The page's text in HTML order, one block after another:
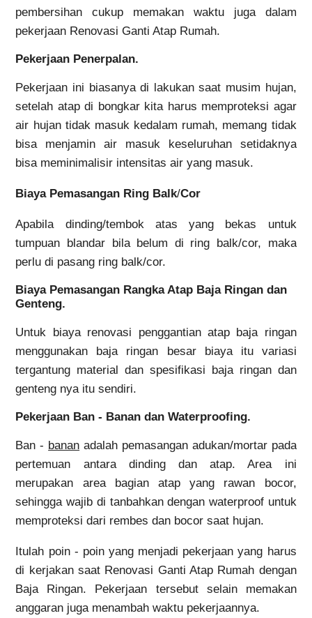
pembersihan cukup memakan waktu juga dalam
pekerjaan Renovasi Ganti Atap Rumah.
Pekerjaan Penerpalan.
Pekerjaan ini biasanya di lakukan saat musim hujan,
setelah atap di bongkar kita harus memproteksi agar
air hujan tidak masuk kedalam rumah, memang tidak
bisa menjamin air masuk keseluruhan setidaknya
bisa meminimalisir intensitas air yang masuk.
Biaya Pemasangan Ring Balk/Cor
Apabila dinding/tembok atas yang bekas untuk
tumpuan blandar bila belum di ring balk/cor, maka
perlu di pasang ring balk/cor.
Biaya Pemasangan Rangka Atap Baja Ringan dan
Genteng.
Untuk biaya renovasi penggantian atap baja ringan
menggunakan baja ringan besar biaya itu variasi
tergantung material dan spesifikasi baja ringan dan
genteng nya itu sendiri.
Pekerjaan Ban - Banan dan Waterproofing.
Ban - banan adalah pemasangan adukan/mortar pada
pertemuan antara dinding dan atap. Area ini
merupakan area bagian atap yang rawan bocor,
sehingga wajib di tanbahkan dengan waterproof untuk
memproteksi dari rembes dan bocor saat hujan.
Itulah poin - poin yang menjadi pekerjaan yang harus
di kerjakan saat Renovasi Ganti Atap Rumah dengan
Baja Ringan. Pekerjaan tersebut selain memakan
anggaran juga menambah waktu pekerjaannya.